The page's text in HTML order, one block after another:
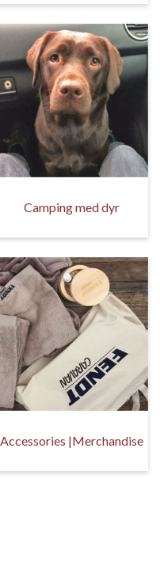
Camping med dyr
Accessories |Merchandise